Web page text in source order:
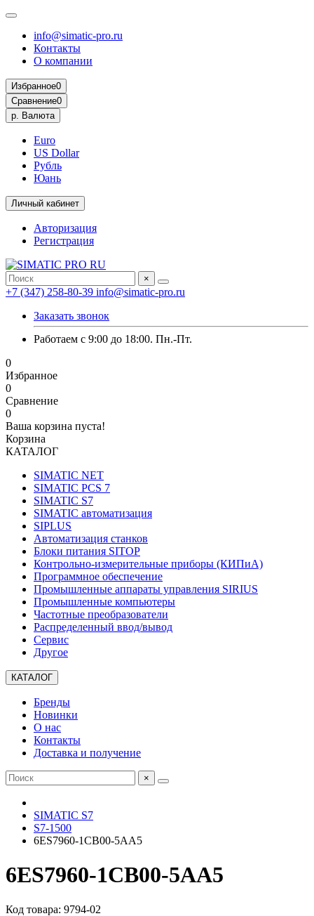
info@simatic-pro.ru
Контакты
О компании
Избранное0
Сравнение0
р. Валюта
Euro
US Dollar
Рубль
Юань
Личный кабинет
Авторизация
Регистрация
×
+7 (347) 258-80-39 info@simatic-pro.ru
Заказать звонок
Работаем с 9:00 до 18:00. Пн.-Пт.
0
Избранное
0
Сравнение
0
Ваша корзина пуста!
Корзина
КАТАЛОГ
SIMATIC NET
SIMATIC PCS 7
SIMATIC S7
SIMATIC автоматизация
SIPLUS
Автоматизация станков
Блоки питания SITOP
Контрольно-измерительные приборы (КИПиА)
Программное обеспечение
Промышленные аппараты управления SIRIUS
Промышленные компьютеры
Частотные преобразователи
Распределенный ввод/вывод
Сервис
Другое
КАТАЛОГ
Бренды
Новинки
О нас
Контакты
Доставка и получение
×
SIMATIC S7
S7-1500
6ES7960-1CB00-5AA5
6ES7960-1CB00-5AA5
Код товара: 9794-02